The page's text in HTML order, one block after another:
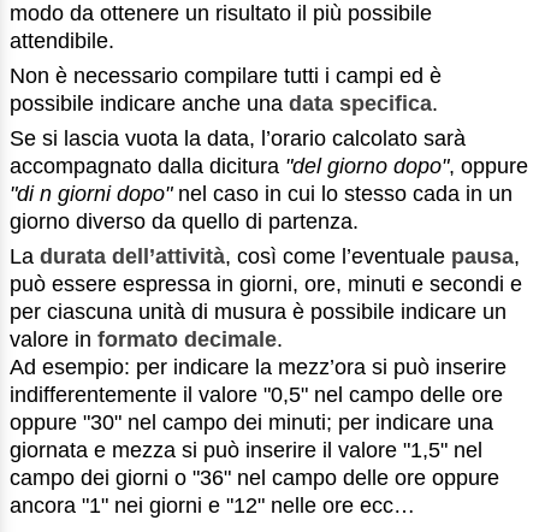
modo da ottenere un risultato il più possibile
attendibile.
Non è necessario compilare tutti i campi ed è
possibile indicare anche una data specifica.
Se si lascia vuota la data, l’orario calcolato sarà
accompagnato dalla dicitura "del giorno dopo", oppure
"di n giorni dopo"nel caso in cui lo stesso cada in un
giorno diverso da quello di partenza.
La durata dell’attività, così come l’eventuale pausa,
può essere espressa in giorni, ore, minuti e secondi e
per ciascuna unità di musura è possibile indicare un
valore in formato decimale.
Ad esempio: per indicare la mezz’ora si può inserire
indifferentemente il valore "0,5" nel campo delle ore
oppure "30" nel campo dei minuti; per indicare una
giornata e mezza si può inserire il valore "1,5" nel
campo dei giorni o "36" nel campo delle ore oppure
ancora "1" nei giorni e "12" nelle ore ecc…